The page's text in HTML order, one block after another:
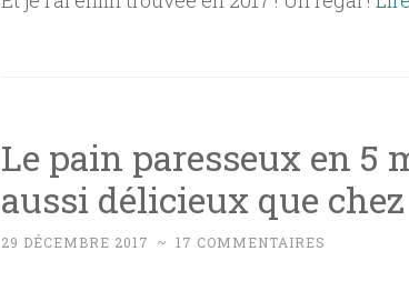
Le pain paresseux en 5
aussi délicieux que
29 DÉCEMBRE 2017 ~ 17 COMMENTAIRES